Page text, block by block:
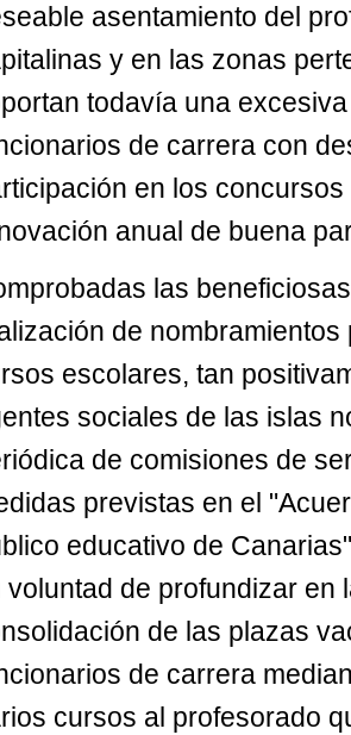
asentamiento del
y en las zonas
todavía una
de carrera con
en los
anual de buena
las
de
escolares, tan
sociales de las islas
de comisiones de
previstas en el
educativo de
voluntad de profundizar en
de las plazas
de carrera
cursos al profesorado